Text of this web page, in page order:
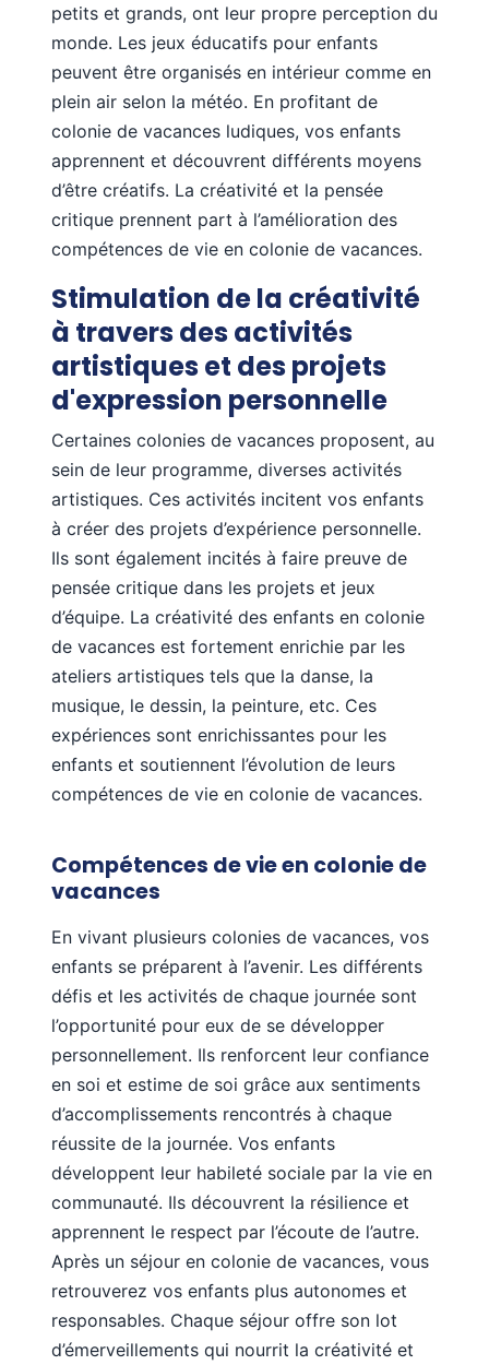
petits et grands, ont leur propre perception du
monde. Les jeux éducatifs pour enfants
peuvent être organisés en intérieur comme en
plein air selon la météo. En profitant de
colonie de vacances ludiques, vos enfants
apprennent et découvrent différents moyens
d’être créatifs. La créativité et la pensée
critique prennent part à l’amélioration des
compétences de vie en colonie de vacances.
Stimulation de la créativité
à travers des activités
artistiques et des projets
d'expression personnelle
Certaines colonies de vacances proposent, au
sein de leur programme, diverses activités
artistiques. Ces activités incitent vos enfants
à créer des projets d’expérience personnelle.
Ils sont également incités à faire preuve de
pensée critique dans les projets et jeux
d’équipe. La créativité des enfants en colonie
de vacances est fortement enrichie par les
ateliers artistiques tels que la danse, la
musique, le dessin, la peinture, etc. Ces
expériences sont enrichissantes pour les
enfants et soutiennent l’évolution de leurs
compétences de vie en colonie de vacances.
Compétences de vie en colonie de
vacances
En vivant plusieurs colonies de vacances, vos
enfants se préparent à l’avenir. Les différents
défis et les activités de chaque journée sont
l’opportunité pour eux de se développer
personnellement. Ils renforcent leur confiance
en soi et estime de soi grâce aux sentiments
d’accomplissements rencontrés à chaque
réussite de la journée. Vos enfants
développent leur habileté sociale par la vie en
communauté. Ils découvrent la résilience et
apprennent le respect par l’écoute de l’autre.
Après un séjour en colonie de vacances, vous
retrouverez vos enfants plus autonomes et
responsables. Chaque séjour offre son lot
d’émerveillements qui nourrit la créativité et